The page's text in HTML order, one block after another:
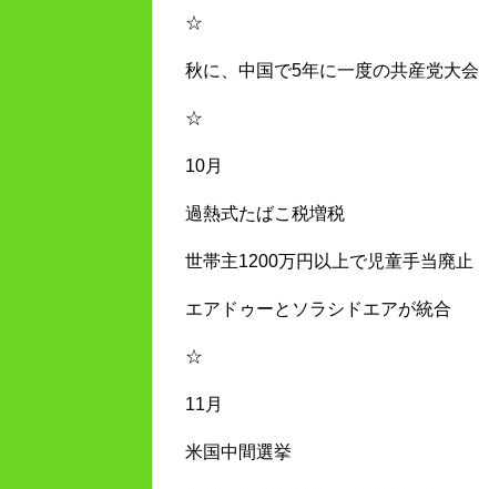
☆
秋に、中国で5年に一度の共産党大会
☆
10月
過熱式たばこ税増税
世帯主1200万円以上で児童手当廃止
エアドゥーとソラシドエアが統合
☆
11月
米国中間選挙